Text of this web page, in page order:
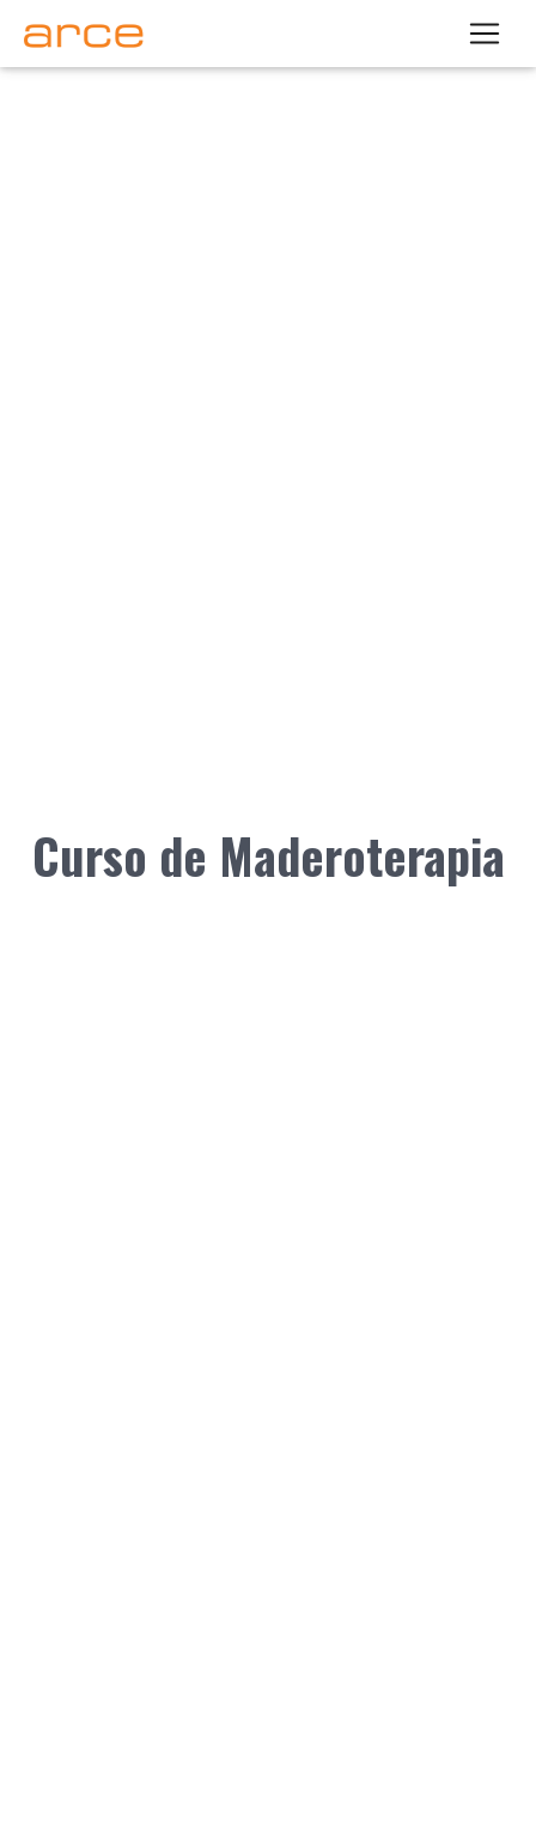
Curso de Maderoterapia